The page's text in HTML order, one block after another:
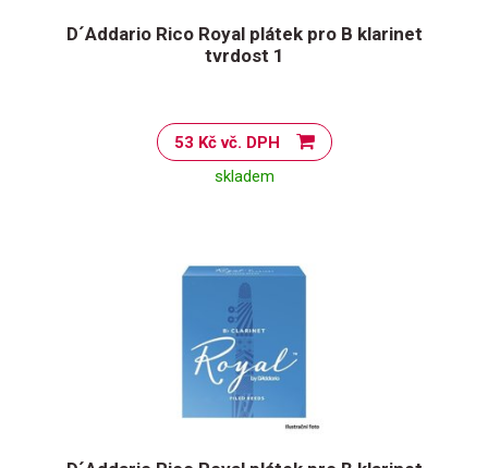
D´Addario Rico Royal plátek pro B klarinet
tvrdost 1
53 Kč vč. DPH
skladem